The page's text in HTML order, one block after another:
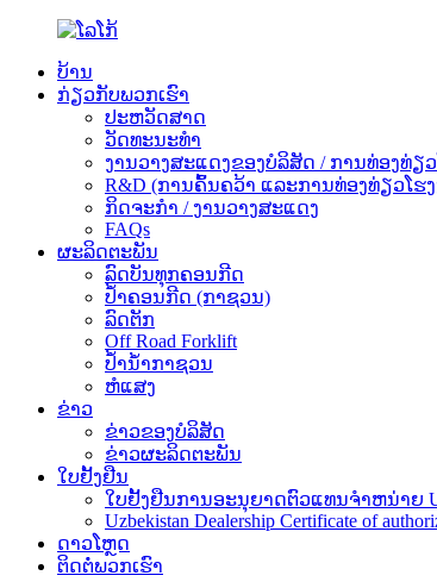
ບ້ານ
ກ່ຽວ​ກັບ​ພວກ​ເຮົາ
ປະຫວັດສາດ
ວັດທະນະທໍາ
ງານວາງສະແດງຂອງບໍລິສັດ / ການທ່ອງທ່ຽວ
R&D (ການຄົ້ນຄວ້າ ແລະການທ່ອງທ່ຽວໂຮ
ກິດຈະກໍາ / ງານວາງສະແດງ
FAQs
ຜະລິດຕະພັນ
ລົດບັນທຸກຄອນກີດ
ປ້ຳຄອນກີດ (ກາຊວນ)
ລົດຕັກ
Off Road Forklift
ປ້ຳນ້ຳກາຊວນ
ຫໍແສງ
ຂ່າວ
ຂ່າວຂອງບໍລິສັດ
ຂ່າວຜະລິດຕະພັນ
ໃບຢັ້ງຢືນ
ໃບຢັ້ງຢືນການອະນຸຍາດຕົວແທນຈໍາຫນ່າຍ
Uzbekistan Dealership Certificate of
ດາວໂຫຼດ
ຕິດ​ຕໍ່​ພວກ​ເຮົາ